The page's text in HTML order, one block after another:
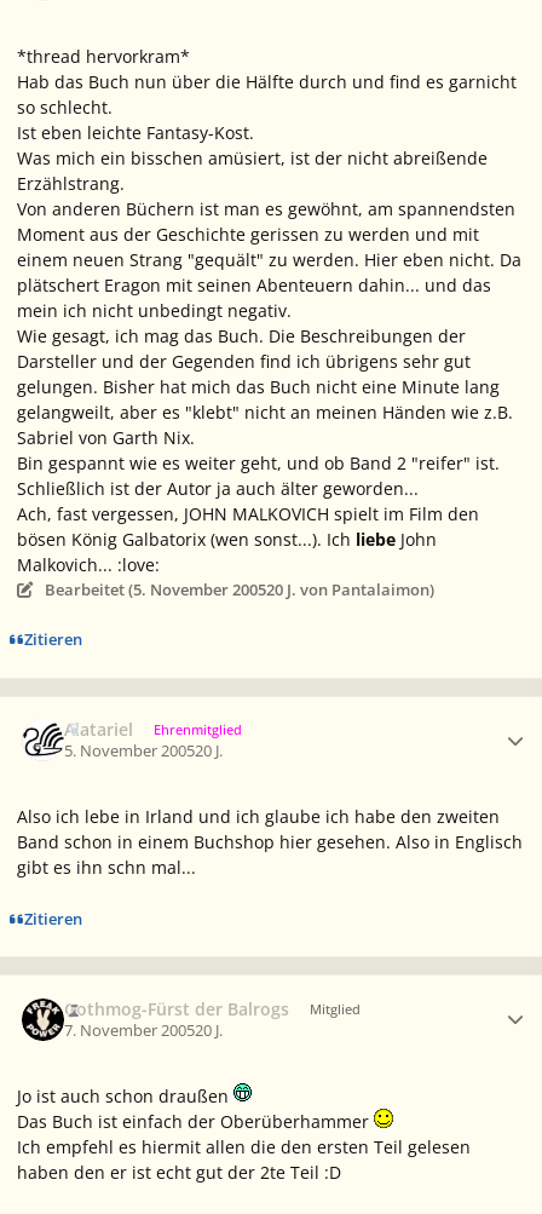
*thread hervorkram*
Hab das Buch nun über die Hälfte durch und find es garnicht
so schlecht.
Ist eben leichte Fantasy-Kost.
Was mich ein bisschen amüsiert, ist der nicht abreißende
Erzählstrang.
Von anderen Büchern ist man es gewöhnt, am spannendsten
Moment aus der Geschichte gerissen zu werden und mit
einem neuen Strang "gequält" zu werden. Hier eben nicht. Da
plätschert Eragon mit seinen Abenteuern dahin... und das
mein ich nicht unbedingt negativ.
Wie gesagt, ich mag das Buch. Die Beschreibungen der
Darsteller und der Gegenden find ich übrigens sehr gut
gelungen. Bisher hat mich das Buch nicht eine Minute lang
gelangweilt, aber es "klebt" nicht an meinen Händen wie z.B.
Sabriel von Garth Nix.
Bin gespannt wie es weiter geht, und ob Band 2 "reifer" ist.
Schließlich ist der Autor ja auch älter geworden...
Ach, fast vergessen, JOHN MALKOVICH spielt im Film den
bösen König Galbatorix (wen sonst...). Ich liebe John
Malkovich... :love:
Bearbeitet (5. November 200520 J. von Pantalaimon)
Zitieren
Alatariel Ehrenmitglied
5. November 200520 J.
Also ich lebe in Irland und ich glaube ich habe den zweiten
Band schon in einem Buchshop hier gesehen. Also in Englisch
gibt es ihn schn mal...
Zitieren
Gothmog-Fürst der Balrogs Mitglied
7. November 200520 J.
Jo ist auch schon draußen
Das Buch ist einfach der Oberüberhammer
Ich empfehl es hiermit allen die den ersten Teil gelesen
haben den er ist echt gut der 2te Teil :D